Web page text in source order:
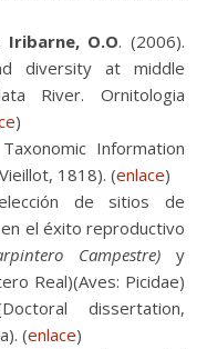
Iribarne, O.O. (2006).
diversity at middle
River. Ornitologia
)
Information
1818). (enlace)
de sitios de
el éxito reproductivo
Campestre) y
Real)(Aves: Picidae)
dissertation,
(enlace)